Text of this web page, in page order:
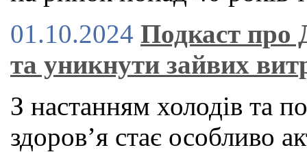
01.10.2024 Подкаст про
та уникнути зайвих
З настанням холодів та
здоров’я стає особливо